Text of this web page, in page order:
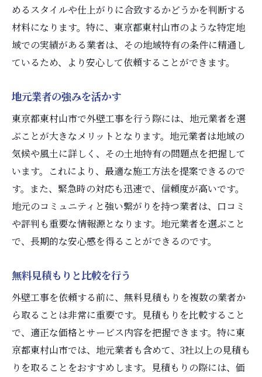
めるスタイルや仕上がりに合致するかどうかを判断する
材料になります。特に、東京都東村山市のような特定地
域での実績がある業者は、その地域特有の条件に精通し
ているため、より安心して依頼することができます。
地元業者の強みを活かす
東京都東村山市で外壁工事を行う際には、地元業者を選
ぶことが大きなメリットとなります。地元業者は地域の
気候や風土に詳しく、その土地特有の問題点を把握して
います。これにより、最適な施工方法を提案できるので
す。また、緊急時の対応も迅速で、信頼度が高いです。
地元のコミュニティと強い繋がりを持つ業者は、口コミ
や評判も重要な情報源となります。地元業者を選ぶこと
で、長期的な安心感を得ることができるのです。
無料見積もりと比較を行う
外壁工事を依頼する前に、無料見積もりを複数の業者か
ら取ることは非常に重要です。見積もりを比較すること
で、適正な価格とサービス内容を把握できます。特に東
京都東村山市では、地元業者も含めて、3社以上の見積も
りを取ることをおすすめします。見積もりの際には、価